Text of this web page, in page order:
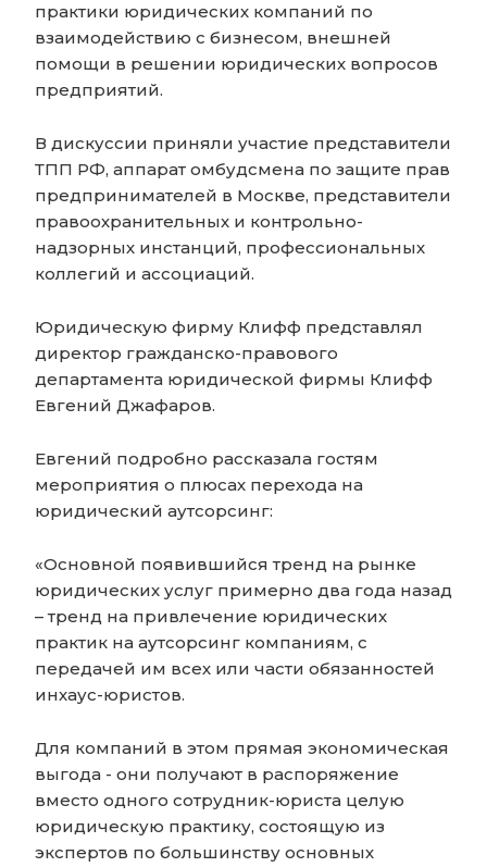
практики юридических компаний по
взаимодействию с бизнесом, внешней
помощи в решении юридических вопросов
предприятий.
В дискуссии приняли участие представители
ТПП РФ, аппарат омбудсмена по защите прав
предпринимателей в Москве, представители
правоохранительных и контрольно-
надзорных инстанций, профессиональных
коллегий и ассоциаций.
Юридическую фирму Клифф представлял
директор гражданско-правового
департамента юридической фирмы Клифф
Евгений Джафаров.
Евгений подробно рассказала гостям
мероприятия о плюсах перехода на
юридический аутсорсинг:
«Основной появившийся тренд на рынке
юридических услуг примерно два года назад
– тренд на привлечение юридических
практик на аутсорсинг компаниям, с
передачей им всех или части обязанностей
инхаус-юристов.
Для компаний в этом прямая экономическая
выгода - они получают в распоряжение
вместо одного сотрудник-юриста целую
юридическую практику, состоящую из
экспертов по большинству основных